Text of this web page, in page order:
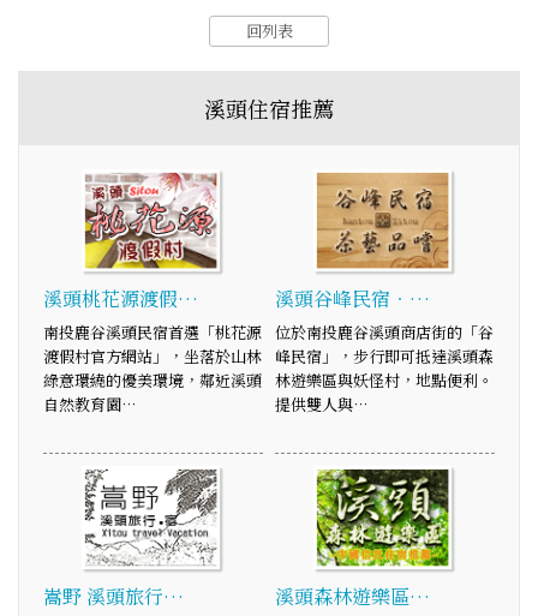
回列表
溪頭住宿推薦
溪頭桃花源渡假…
南投鹿谷溪頭民宿首選「桃花源
渡假村官方網站」，坐落於山林
綠意環繞的優美環境，鄰近溪頭
自然教育園…
溪頭谷峰民宿‧…
位於南投鹿谷溪頭商店街的「谷
峰民宿」，步行即可抵達溪頭森
林遊樂區與妖怪村，地點便利。
提供雙人與…
嵩野 溪頭旅行… 溪頭森林遊樂區…